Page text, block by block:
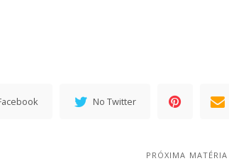
No Twitter
PRÓXIMA MATÉRIA